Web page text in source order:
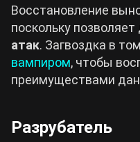
Восстановление
поскольку
атак. Загвоздка в
вампиром, чтобы
преимуществами
Разрубатель